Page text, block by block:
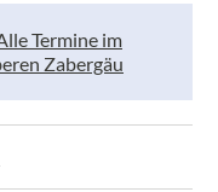
Termine im
Zabergäu